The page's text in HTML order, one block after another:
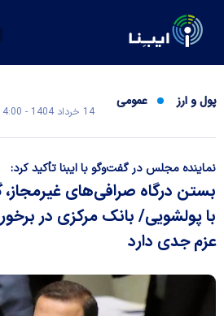
پول و ارز عمومی
14 خرداد 1404 - 14:00
نماینده مجلس در گفت‌و‌گو با ایبنا تأکید کرد:
بستن درگاه‌ صرافی‌های غیرمجاز،
با پولشویی/ بانک مرکزی در
عزم جدی دارد